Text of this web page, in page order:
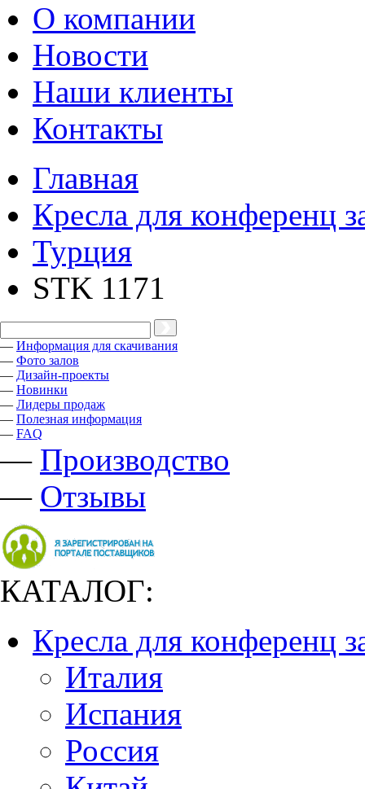
О компании
Новости
Наши клиенты
Контакты
Главная
Кресла для конференц
Турция
STK 1171
— Информация для скачивания
— Фото залов
— Дизайн-проекты
— Новинки
— Лидеры продаж
— Полезная информация
— FAQ
— Производство
— Отзывы
КАТАЛОГ:
Кресла для конференц
Италия
Испания
Россия